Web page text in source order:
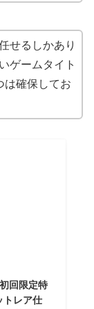
せるしかあり
ゲームタイト
は確保してお
回限定特
トレア仕